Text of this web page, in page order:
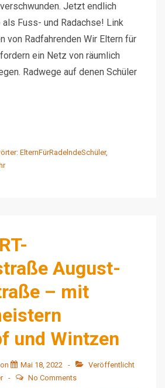
Jetzt endlich
Fuss- und Radachse! Link
von Radfahrenden Wir Eltern für
ein Netz von räumlich
Radwege auf denen Schüler
ElternFürRadelndeSchüler,
August-
– mit
und Wintzen
Mai 18, 2022
Veröffentlicht
No Comments